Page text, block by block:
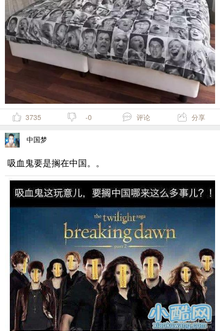
3735 -0 评论 分享
中国梦
吸血鬼要是搁在中国。。